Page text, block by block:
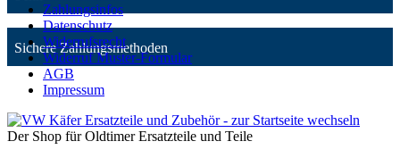
Sichere Zahlungsmethoden
Zahlungsinfos
Datenschutz
Widerrufsrecht
Widerruf Muster-Formular
AGB
Impressum
Der Shop für Oldtimer Ersatzteile und Teile